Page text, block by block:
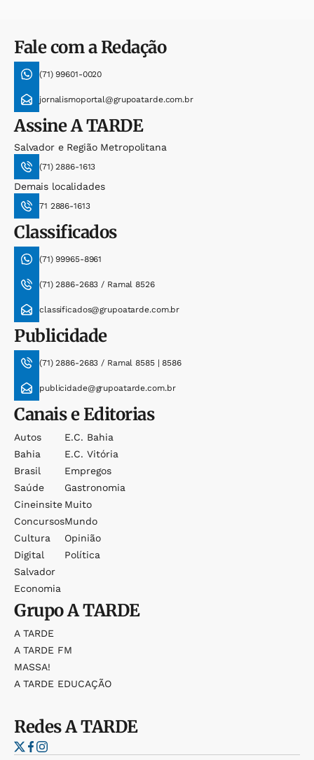
Fale com a Redação
(71) 99601-0020
jornalismoportal@grupoatarde.com.br
AssineA TARDE
Salvador e Região Metropolitana
(71) 2886-1613
Demais localidades
71 2886-1613
Classificados
(71) 99965-8961
(71) 2886-2683 / Ramal 8526
classificados@grupoatarde.com.br
Publicidade
(71) 2886-2683 / Ramal 8585 | 8586
publicidade@grupoatarde.com.br
Canais e Editorias
Autos
Bahia
Brasil
Saúde
Cineinsite
Concursos
Cultura
Digital
Salvador
Economia
E.c. Bahia
E.c. Vitória
Empregos
Gastronomia
Muito
Mundo
Opinião
Política
GrupoA TARDE
A TARDE
A TARDE FM
MASSA!
A TARDE EDUCAÇÃO
RedesA TARDE